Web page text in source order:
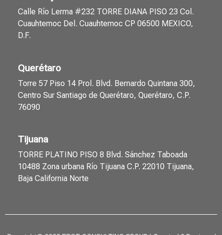
Calle Río Lerma #232 TORRE DIANA PISO 23 Col.
Cuauhtemoc Del. Cuauhtemoc CP 06500 MEXICO,
D.F.
Querétaro
Torre 57 Piso 14 Prol. Blvd. Bernardo Quintana 300,
Centro Sur Santiago de Querétaro, Querétaro, C.P.
76090
Tijuana
TORRE PLATINO PISO 8 Blvd. Sánchez Taboada
10488 Zona urbana Río Tijuana C.P. 22010 Tijuana,
Baja California Norte